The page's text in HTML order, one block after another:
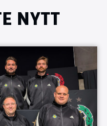
NYTT